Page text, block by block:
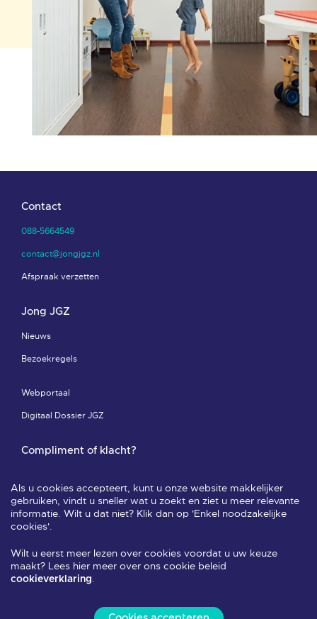
Contact
088-5664549
contact@jongjgz.nl
Afspraak verzetten
Jong JGZ
Nieuws
Bezoekregels
Webportaal
Digitaal Dossier JGZ
Compliment of klacht?
Leveringsvoorwaarden & privacy
Veelgestelde vragen
Volg ons
Als u cookies accepteert, kunt u onze website makkelijker
gebruiken, vindt u sneller wat u zoekt en ziet u meer relevante
informatie. Wilt u dat niet? Klik dan op 'Enkel noodzakelijke
cookies'.
Wilt u eerst meer lezen over cookies voordat u uw keuze
maakt? Lees hier meer over ons cookie beleid
cookieverklaring.